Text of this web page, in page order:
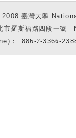
臺灣大學
市羅斯福路四段一
：+886-2-3366-